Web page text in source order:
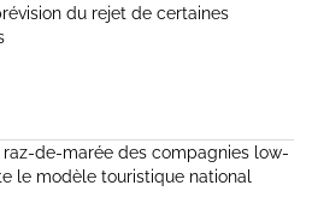
du rejet de certaines
raz-de-marée des compagnies low-
le modèle touristique national